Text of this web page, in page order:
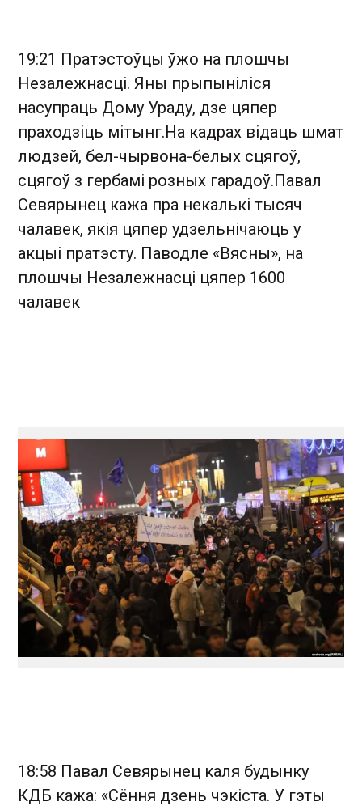
19:21 Пратэстоўцы ўжо на плошчы
Незалежнасці. Яны прыпыніліся
насупраць Дому Ураду, дзе цяпер
праходзіць мітынг.На кадрах відаць шмат
людзей, бел-чырвона-белых сцягоў,
сцягоў з гербамі розных гарадоў.Павал
Севярынец кажа пра некалькі тысяч
чалавек, якія цяпер удзельнічаюць у
акцыі пратэсту. Паводле «Вясны», на
плошчы Незалежнасці цяпер 1600
чалавек
18:58 Павал Севярынец каля будынку
КДБ кажа: «Сёння дзень чэкіста. У гэты